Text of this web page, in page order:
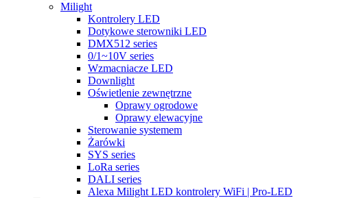
Milight
Kontrolery LED
Dotykowe sterowniki LED
DMX512 series
0/1~10V series
Wzmacniacze LED
Downlight
Oświetlenie zewnętrzne
Oprawy ogrodowe
Oprawy elewacyjne
Sterowanie systemem
Żarówki
SYS series
LoRa series
DALI series
Alexa Milight LED kontrolery WiFi | Pro-LED